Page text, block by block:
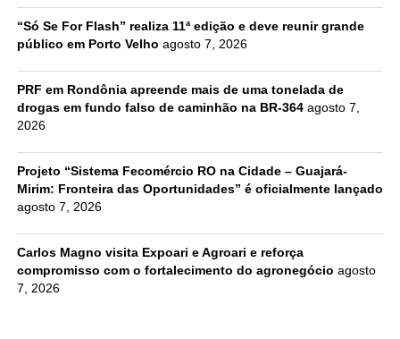
“Só Se For Flash” realiza 11ª edição e deve reunir grande
público em Porto Velho agosto 7, 2026
PRF em Rondônia apreende mais de uma tonelada de
drogas em fundo falso de caminhão na BR-364 agosto 7,
2026
Projeto “Sistema Fecomércio RO na Cidade – Guajará-
Mirim: Fronteira das Oportunidades” é oficialmente lançado
agosto 7, 2026
Carlos Magno visita Expoari e Agroari e reforça
compromisso com o fortalecimento do agronegócio agosto
7, 2026